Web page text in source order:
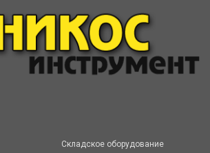
Складское оборудование